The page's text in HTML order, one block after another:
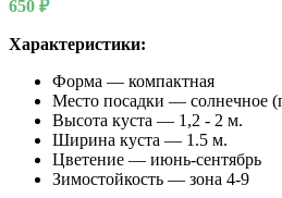
650 ₽
Характеристики:
Форма — компактная
Место посадки — солнечное
Высота куста — 1,2 - 2 м.
Ширина куста — 1.5 м.
Цветение — июнь-сентябрь
Зимостойкость — зона 4-9